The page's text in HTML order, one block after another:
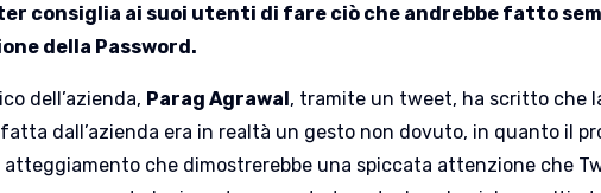
consiglia ai suoi utenti di fare ciò che andrebbe fatto
della Password.
dell’azienda, Parag Agrawal, tramite un tweet, ha scritto che
dall’azienda era in realtà un gesto non dovuto, in quanto il
che dimostrerebbe una spiccata attenzione che